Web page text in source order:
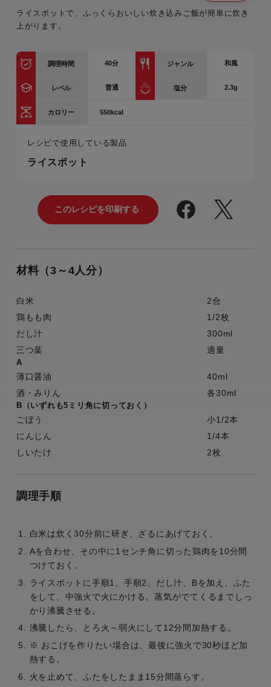
ライスポットで、ふっくらおいしい炊き込みご飯が簡単に炊き
上がります。
調理時間 40分 ジャンル 和風
レベル 普通 塩分 2.3g
カロリー 550kcal
レシピで使用している製品
ライスポット
材料（3～4人分）
白米
2合
鶏もも肉
1/2枚
だし汁
300ml
三つ葉
適量
A
薄口醤油
40ml
酒・みりん
各30ml
B（いずれも5ミリ角に切っておく）
ごぼう
小1/2本
にんじん
1/4本
しいたけ
2枚
調理手順
白米は炊く30分前に研ぎ、ざるにあげておく。
Aを合わせ、その中に1センチ角に切った鶏肉を10分間
つけておく。
ライスポットに手順1、手順2、だし汁、Bを加え、ふた
をして、中強火で火にかける。蒸気がでてくるまでしっ
かり沸騰させる。
沸騰したら、とろ火～弱火にして12分間加熱する。
※ おこげを作りたい場合は、最後に強火で30秒ほど加
熱する。
火を止めて、ふたをしたまま15分間蒸らす。